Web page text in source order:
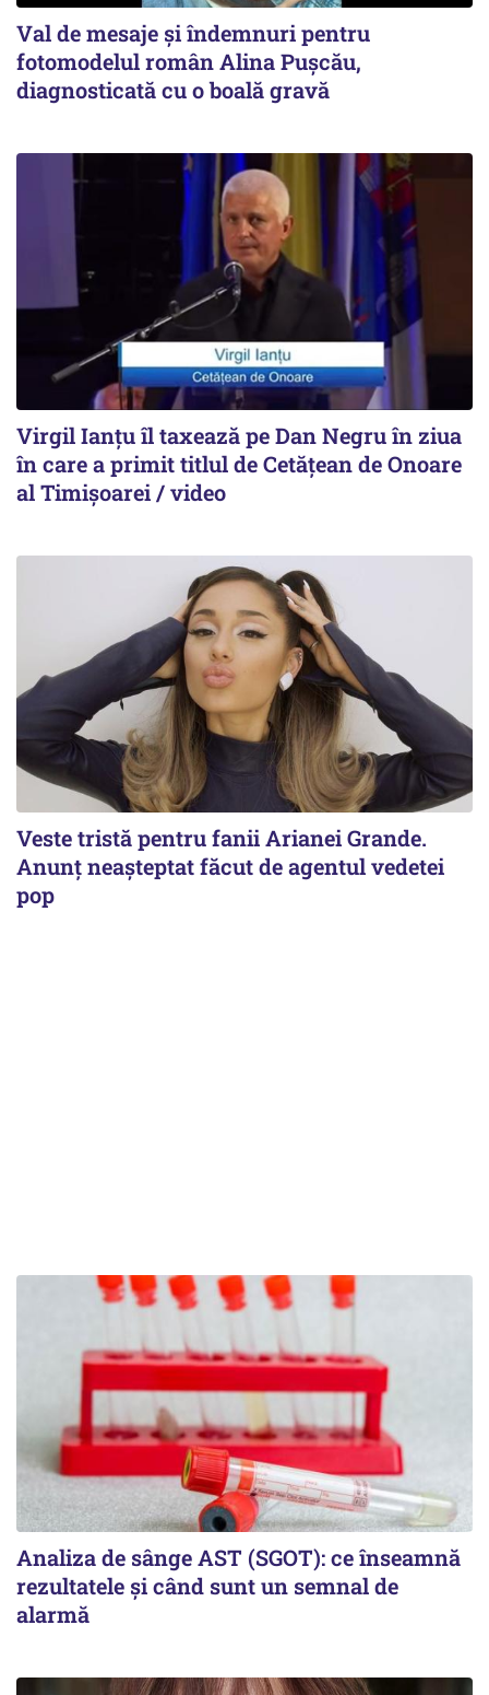
Val de mesaje și îndemnuri pentru
fotomodelul român Alina Pușcău,
diagnosticată cu o boală gravă
Virgil Ianțu îl taxează pe Dan Negru în ziua
în care a primit titlul de Cetățean de Onoare
al Timișoarei / video
Veste tristă pentru fanii Arianei Grande.
Anunț neașteptat făcut de agentul vedetei
pop
Analiza de sânge AST (SGOT): ce înseamnă
rezultatele și când sunt un semnal de
alarmă